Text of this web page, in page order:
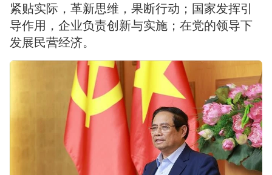
紧贴实际，革新思维，果断行动；国家发挥引
导作用，企业负责创新与实施；在党的领导下
发展民营经济。